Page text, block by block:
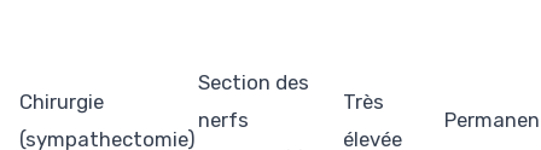
Chirurgie
(sympathectomie)
Section des
nerfs
Très
élevée